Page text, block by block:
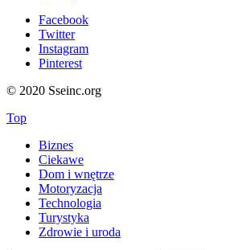
Facebook
Twitter
Instagram
Pinterest
© 2020 Sseinc.org
Top
Biznes
Ciekawe
Dom i wnętrze
Motoryzacja
Technologia
Turystyka
Zdrowie i uroda